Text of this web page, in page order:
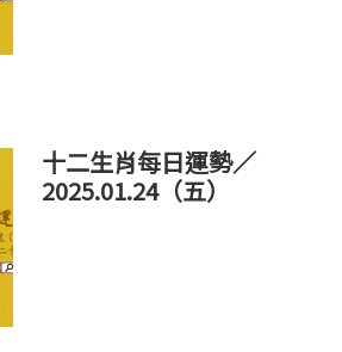
十二生肖每日運勢／
2025.01.24（五）